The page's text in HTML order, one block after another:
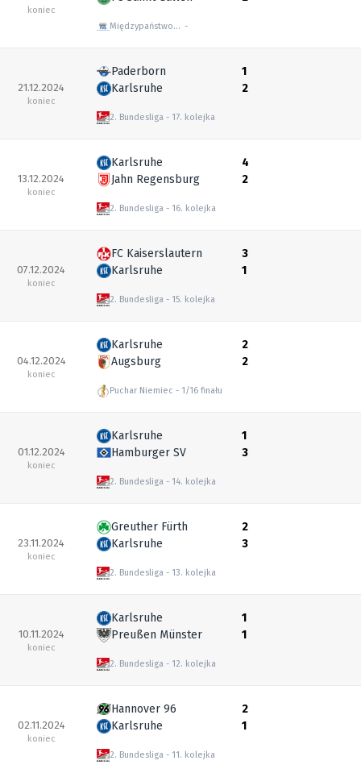
koniec
Międzypaństwowe mecze towarzyskie
21.12.2024
koniec
Paderborn
Karlsruhe
2. Bundesliga 17. kolejka
1
2
13.12.2024
koniec
Karlsruhe
Jahn Regensburg
2. Bundesliga 16. kolejka
4
2
07.12.2024
koniec
FC Kaiserslautern
Karlsruhe
2. Bundesliga 15. kolejka
3
1
04.12.2024
koniec
Karlsruhe
Augsburg
Puchar Niemiec 1/16 finału
2
2
01.12.2024
koniec
Karlsruhe
Hamburger SV
2. Bundesliga 14. kolejka
1
3
23.11.2024
koniec
Greuther Fürth
Karlsruhe
2. Bundesliga 13. kolejka
2
3
10.11.2024
koniec
Karlsruhe
Preußen Münster
2. Bundesliga 12. kolejka
1
1
02.11.2024
koniec
Hannover 96
Karlsruhe
2. Bundesliga 11. kolejka
2
1